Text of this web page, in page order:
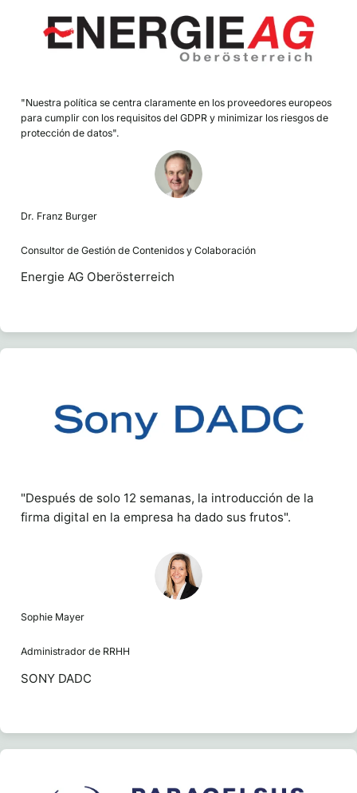
"Nuestra política se centra claramente en los proveedores europeos
para cumplir con los requisitos del GDPR y minimizar los riesgos de
protección de datos".
Dr. Franz Burger
Consultor de Gestión de Contenidos y Colaboración
Energie AG Oberösterreich
"Después de solo 12 semanas, la introducción de la
firma digital en la empresa ha dado sus frutos".
Sophie Mayer
Administrador de RRHH
SONY DADC